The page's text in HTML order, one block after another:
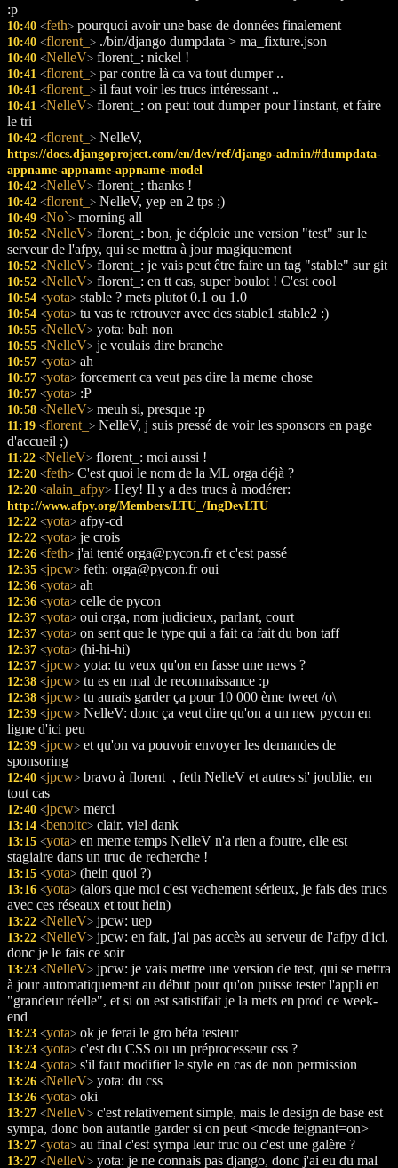
:p
10:40 <feth> pourquoi avoir une base de données finalement
10:40 <florent_ > ./bin/django dumpdata > ma_fixture.json
10:40 <NelleV> florent_: nickel !
10:41 <florent_ > par contre là ca va tout dumper ..
10:41 <florent_ > il faut voir les trucs intéressant ..
10:41 <NelleV> florent_: on peut tout dumper pour l'instant, et faire
le tri
10:42 <florent_ > NelleV,
https://docs.djangoproject.com/en/dev/ref/django-admin/#dumpdata-
appname-appname-appname-model
10:42 <NelleV> florent_: thanks !
10:42 <florent_ > NelleV, yep en 2 tps ;)
10:49 <No`> morning all
10:52 <NelleV> florent_: bon, je déploie une version "test" sur le
serveur de l'afpy, qui se mettra à jour magiquement
10:52 <NelleV> florent_: je vais peut être faire un tag "stable" sur git
10:52 <NelleV> florent_: en tt cas, super boulot ! C'est cool
10:54 <yota> stable ? mets plutot 0.1 ou 1.0
10:54 <yota> tu vas te retrouver avec des stable1 stable2 :)
10:55 <NelleV> yota: bah non
10:55 <NelleV> je voulais dire branche
10:57 <yota> ah
10:57 <yota> forcement ca veut pas dire la meme chose
10:57 <yota> :P
10:58 <NelleV> meuh si, presque :p
11:19 <florent_ > NelleV, j suis pressé de voir les sponsors en page
d'accueil ;)
11:22 <NelleV> florent_: moi aussi !
12:20 <feth> C'est quoi le nom de la ML orga déjà ?
12:20 <alain_afpy> Hey! Il y a des trucs à modérer:
http://www.afpy.org/Members/LTU_/IngDevLTU
12:22 <yota> afpy-cd
12:22 <yota> je crois
12:26 <feth> j'ai tenté orga@pycon.fr et c'est passé
12:35 <jpcw> feth: orga@pycon.fr oui
12:36 <yota> ah
12:36 <yota> celle de pycon
12:37 <yota> oui orga, nom judicieux, parlant, court
12:37 <yota> on sent que le type qui a fait ca fait du bon taff
12:37 <yota> (hi-hi-hi)
12:37 <jpcw> yota: tu veux qu'on en fasse une news ?
12:38 <jpcw> tu es en mal de reconnaissance :p
12:38 <jpcw> tu aurais garder ça pour 10 000 ème tweet /o\
12:39 <jpcw> NelleV: donc ça veut dire qu'on a un new pycon en
ligne d'ici peu
12:39 <jpcw> et qu'on va pouvoir envoyer les demandes de
sponsoring
12:40 <jpcw> bravo à florent_, feth NelleV et autres si' joublie, en
tout cas
12:40 <jpcw> merci
13:14 <benoitc> clair. viel dank
13:15 <yota> en meme temps NelleV n'a rien a foutre, elle est
stagiaire dans un truc de recherche !
13:15 <yota> (hein quoi ?)
13:16 <yota> (alors que moi c'est vachement sérieux, je fais des trucs
avec ces réseaux et tout hein)
13:22 <NelleV> jpcw: uep
13:22 <NelleV> jpcw: en fait, j'ai pas accès au serveur de l'afpy d'ici,
donc je le fais ce soir
13:23 <NelleV> jpcw: je vais mettre une version de test, qui se mettra
à jour automatiquement au début pour qu'on puisse tester l'appli en
"grandeur réelle", et si on est satistifait je la mets en prod ce week-
end
13:23 <yota> ok je ferai le gro béta testeur
13:23 <yota> c'est du CSS ou un préprocesseur css ?
13:24 <yota> s'il faut modifier le style en cas de non permission
13:26 <NelleV> yota: du css
13:26 <yota> oki
13:27 <NelleV> c'est relativement simple, mais le design de base est
sympa, donc bon autantle garder si on peut <mode feignant=on>
13:27 <yota> au final c'est sympa leur truc ou c'est une galère ?
13:27 <NelleV> yota: je ne connais pas django, donc j'ai eu du mal